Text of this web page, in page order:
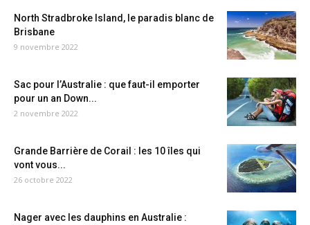
North Stradbroke Island, le paradis blanc de
Brisbane
9 novembre 2022
Sac pour l’Australie : que faut-il emporter
pour un an Down...
2 novembre 2022
Grande Barrière de Corail : les 10 îles qui
vont vous...
26 octobre 2022
Nager avec les dauphins en Australie :